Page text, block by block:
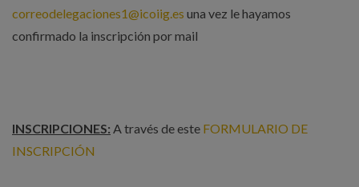
correodelegaciones1@icoiig.es una vez le hayamos
confirmado la inscripción por mail
INSCRIPCIONES: A través de este FORMULARIO DE
INSCRIPCIÓN